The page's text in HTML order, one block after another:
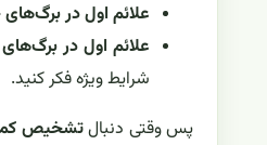
علائم اول در
علائم اول در برگ‌های
شرایط ویژه فکر کنید.
پس وقتی دنبالتشخیص